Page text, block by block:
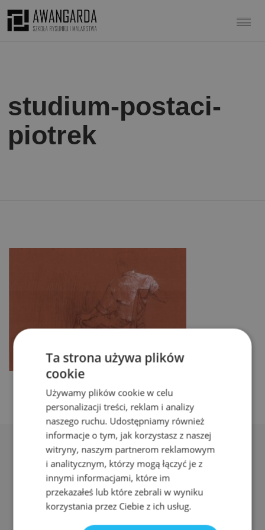
studium-postaci-
piotrek
Adres:
ul. Nyska 61a, Wrocław 50-505
Ta strona używa plików
cookie
Używamy plików cookie w celu
personalizacji treści, reklam i analizy
naszego ruchu. Udostępniamy również
informacje o tym, jak korzystasz z naszej
witryny, naszym partnerom reklamowym
i analitycznym, którzy mogą łączyć je z
innymi informacjami, które im
przekazałeś lub które zebrali w wyniku
korzystania przez Ciebie z ich usług.